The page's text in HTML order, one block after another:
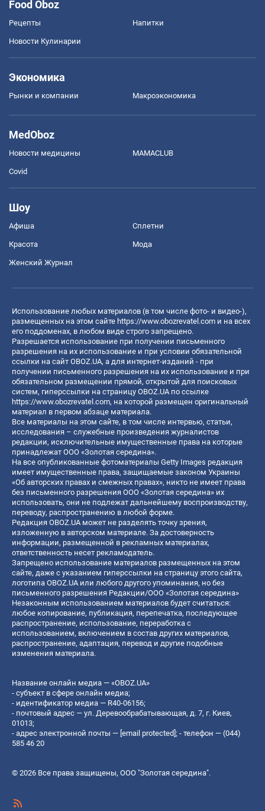
Food Oboz
Рецепты Напитки
Новости Кулинарии
Экономика
Рынки и компании Mакроэкономика
MedOboz
Новости медицины MAMACLUB
Covid
Шоу
Афиша Сплетни
Красота Мода
Женский Журнал
Использование любых материалов (в том числе фото- и видео-),
размещенных на этом сайте https://www.obozrevatel.com и на всех
его поддоменах, в любом виде строго запрещено.
Разрешается использование при получении письменного
разрешения на их использование и при условии обязательной
ссылки на сайт OBOZ.UA, а для интернет-изданий - при
получении письменного разрешения на их использование и при
обязательном размещении прямой, открытой для поисковых
систем, гиперссылки на страницу OBOZ.UA по ссылке
https://www.obozrevatel.com, на которой размещен оригинальный
материал в первом абзаце материала.
Все материалы на этом сайте, в том числе интервью, статьи,
исследования – служебные произведения журналистов
редакции, исключительные имущественные права на которые
принадлежат ООО «Золотая середина».
На все опубликованные фотоматериалы Getty Images редакция
имеет имущественные права, защищаемые законом Украины
«Об авторских правах и смежных правах», никто не имеет права
без письменного разрешения ООО «Золотая середина» их
использовать, они не подлежат дальнейшему воспроизводству,
переводу, распространению в любой форме.
Редакция OBOZ.UA может не разделять точку зрения,
изложенную в авторском материале. За достоверность
информации, размещенной в рекламных материалах,
ответственность несет рекламодатель.
Запрещено использование материалов размещенных на этом
сайте, даже с указанием гиперссылки на страницу этого сайта,
логотипа OBOZ.UA или любого другого упоминания, но без
письменного разрешения Редакции/ООО «Золотая середина»
Незаконным использованием материалов будет считаться:
любое копирование, публикация, перепечатка, последующее
распространение, использование, переработка с
использованием, включением в состав других материалов,
распространение, адаптация, перевод и другие подобные
изменения материала.
Название онлайн медиа — «OBOZ.UA»
- субъект в сфере онлайн медиа;
- идентификатор медиа — R40-06156;
- почтовый адрес — ул. Деревообрабатывающая, д. 7, г. Киев,
01013;
- адрес электронной почты — [email protected]; - телефон — (044)
585 46 20
© 2026 Все права защищены, ООО "Золотая середина".